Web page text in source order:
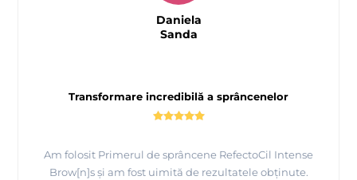
Transformare incredibilă a sprâncenelor
Am folosit Primerul de sprâncene RefectoCil Intense
Brow[n]s și am fost uimită de rezultatele obținute.
Daniela
Sanda